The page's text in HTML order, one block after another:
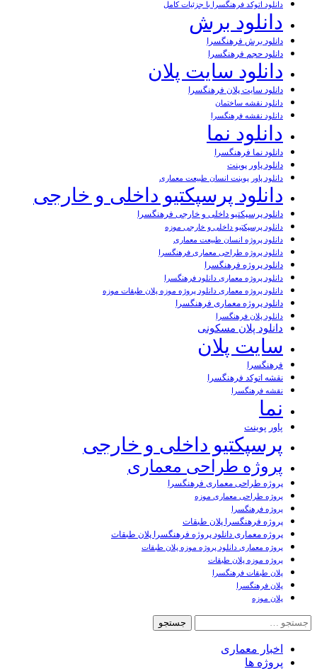
دانلود اتوکد فرهنگسرا با جزئیات کامل
دانلود برش
دانلود برش فرهنگسرا
دانلود حجم فرهنگسرا
دانلود سایت پلان
دانلود سایت پلان فرهنگسرا
دانلود نقشه ساختمان
دانلود نقشه فرهنگسرا
دانلود نما
دانلود نما فرهنگسرا
دانلود پاور پوینت
دانلود پاور پوینت انسان طبیعت معماری
دانلود پرسپکتیو داخلی و خارجی
دانلود پرسپکتیو داخلی و خارجی فرهنگسرا
دانلود پرسپکتیو داخلی و خارجی موزه
دانلود پروژه انسان طبیعت معماری
دانلود پروژه طراحی معماری فرهنگسرا
دانلود پروژه فرهنگسرا
دانلود پروژه معماری دانلود فرهنگسرا
دانلود پروژه معماری دانلود پروژه موزه پلان طبقات موزه
دانلود پروژه معماری فرهنگسرا
دانلود پلان فرهنگسرا
دانلود پلان مسکونی
سایت پلان
فرهنگسرا
نقشه اتوکد فرهنگسرا
نقشه فرهنگسرا
نما
پاور پوینت
پرسپکتیو داخلی و خارجی
پروژه طراحی معماری
پروژه طراحی معماری فرهنگسرا
پروژه طراحی معماری موزه
پروژه فرهنگسرا
پروژه فرهنگسرا پلان طبقات
پروژه معماری دانلود پروژه فرهنگسرا پلان طبقات
پروژه معماری دانلود پروژه موزه پلان طبقات
پروژه موزه پلان طبقات
پلان طبقات فرهنگسرا
پلان فرهنگسرا
پلان موزه
جستجو
برای:
اخبار معماری
پروژه ها